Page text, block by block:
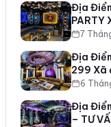
Địa
PARTY
7
Địa
299 Xã
6
Địa
– TƯ